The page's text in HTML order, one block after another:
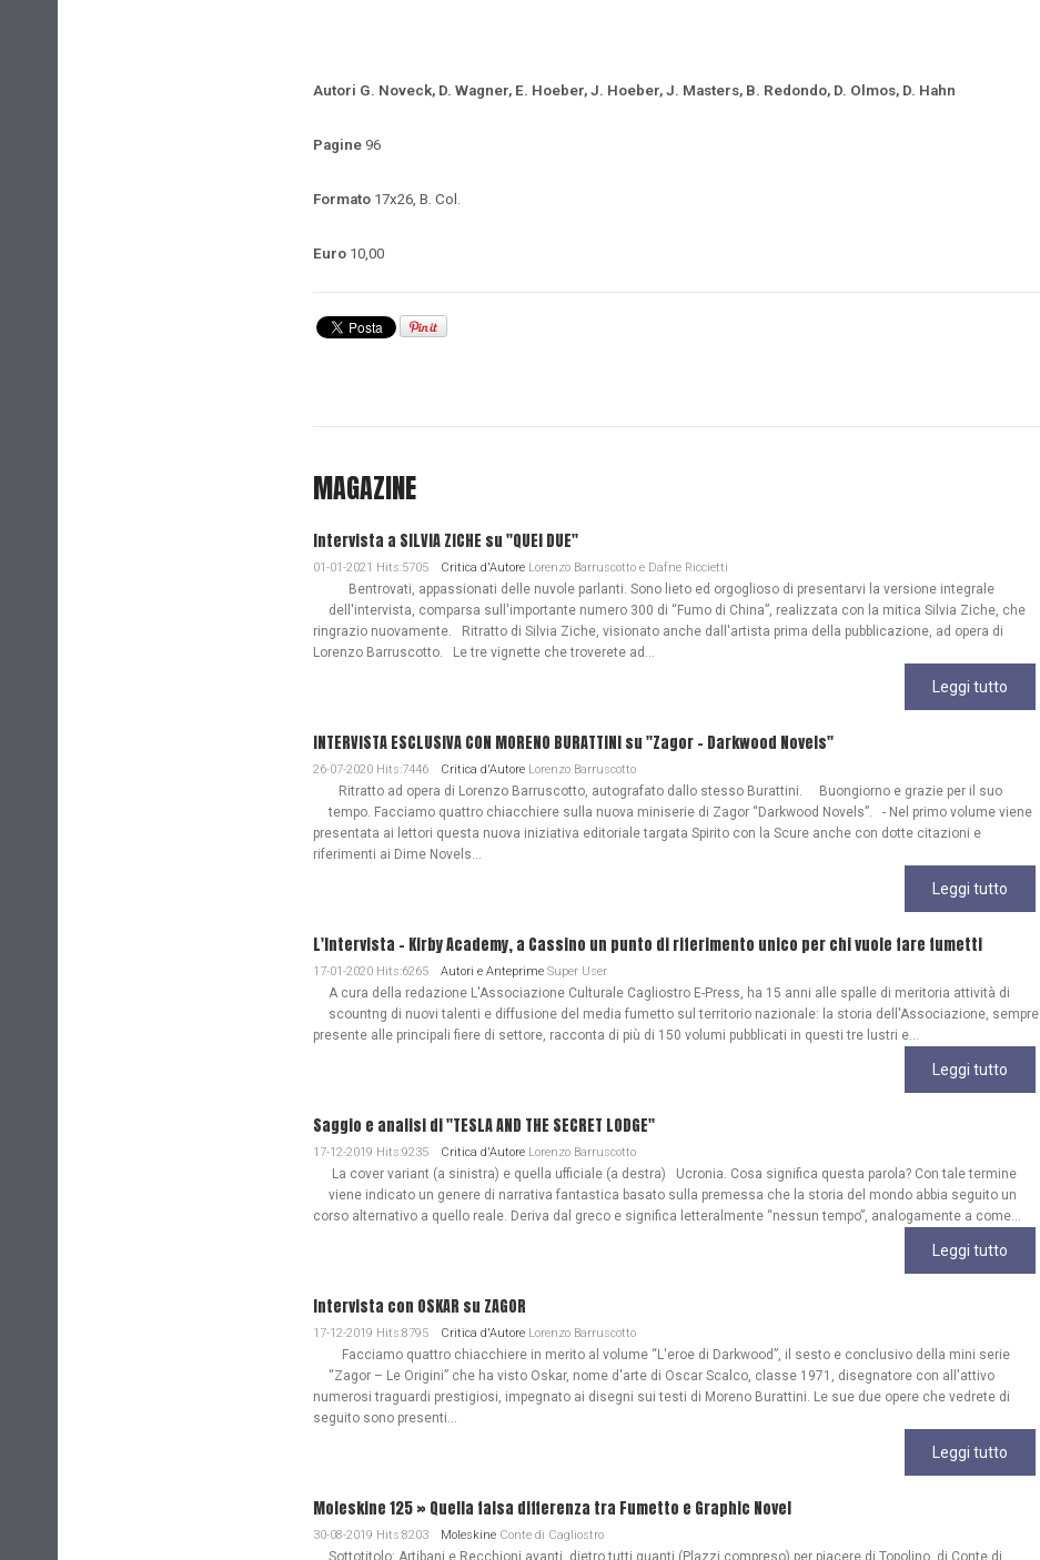
Autori G. Noveck, D. Wagner, E. Hoeber, J. Hoeber, J. Masters, B. Redondo, D. Olmos, D. Hahn
Pagine 96
Formato 17x26, B. Col.
Euro 10,00
MAGAZINE
Intervista a SILVIA ZICHE su "QUEI DUE"
01-01-2021 Hits:5705 Critica d'AutoreLorenzo Barruscotto e Dafne Riccietti
Bentrovati, appassionati delle nuvole parlanti. Sono lieto ed orgoglioso di presentarvi la versione integrale
dell'intervista, comparsa sull'importante numero 300 di “Fumo di China”, realizzata con la mitica Silvia Ziche, che
ringrazio nuovamente. Ritratto di Silvia Ziche, visionato anche dall'artista prima della pubblicazione, ad opera di
Lorenzo Barruscotto. Le tre vignette che troverete ad...
Leggi tutto
INTERVISTA ESCLUSIVA CON MORENO BURATTINI su "Zagor - Darkwood Novels"
26-07-2020 Hits:7446 Critica d'AutoreLorenzo Barruscotto
Ritratto ad opera di Lorenzo Barruscotto, autografato dallo stesso Burattini. Buongiorno e grazie per il suo
tempo. Facciamo quattro chiacchiere sulla nuova miniserie di Zagor “Darkwood Novels”. - Nel primo volume viene
presentata ai lettori questa nuova iniziativa editoriale targata Spirito con la Scure anche con dotte citazioni e
riferimenti ai Dime Novels...
Leggi tutto
L'Intervista - Kirby Academy, a Cassino un punto di riferimento unico per chi vuole fare fumetti
17-01-2020 Hits:6265 Autori e AnteprimeSuper User
A cura della redazione L'Associazione Culturale Cagliostro E-Press, ha 15 anni alle spalle di meritoria attività di
scountng di nuovi talenti e diffusione del media fumetto sul territorio nazionale: la storia dell'Associazione, sempre
presente alle principali fiere di settore, racconta di più di 150 volumi pubblicati in questi tre lustri e...
Leggi tutto
Saggio e analisi di "TESLA AND THE SECRET LODGE"
17-12-2019 Hits:9235 Critica d'AutoreLorenzo Barruscotto
La cover variant (a sinistra) e quella ufficiale (a destra) Ucronia. Cosa significa questa parola? Con tale termine
viene indicato un genere di narrativa fantastica basato sulla premessa che la storia del mondo abbia seguito un
corso alternativo a quello reale. Deriva dal greco e significa letteralmente “nessun tempo”, analogamente a come...
Leggi tutto
Intervista con OSKAR su ZAGOR
17-12-2019 Hits:8795 Critica d'AutoreLorenzo Barruscotto
Facciamo quattro chiacchiere in merito al volume “L'eroe di Darkwood”, il sesto e conclusivo della mini serie
“Zagor – Le Origini” che ha visto Oskar, nome d'arte di Oscar Scalco, classe 1971, disegnatore con all'attivo
numerosi traguardi prestigiosi, impegnato ai disegni sui testi di Moreno Burattini. Le sue due opere che vedrete di
seguito sono presenti...
Leggi tutto
Moleskine 125 » Quella falsa differenza tra Fumetto e Graphic Novel
30-08-2019 Hits:8203 MoleskineConte di Cagliostro
Sottotitolo: Artibani e Recchioni avanti, dietro tutti quanti (Plazzi compreso) per piacere di Topolino. di Conte di